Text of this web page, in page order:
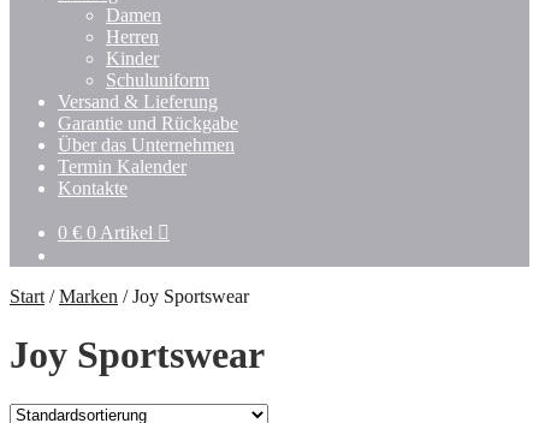
Damen
Herren
Kinder
Schuluniform
Versand & Lieferung
Garantie und Rückgabe
Über das Unternehmen
Termin Kalender
Kontakte
0 € 0 Artikel
Start /Marken /Joy Sportswear
Joy Sportswear